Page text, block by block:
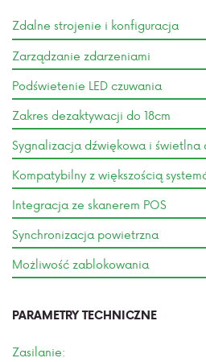
Zdalne strojenie i konfiguracja
Zarządzanie zdarzeniami
Podświetenie LED czuwania
Zakres dezaktywacji do 18cm
Sygnalizacja dźwiękowa i świetlna
Kompatybilny z większością
Integracja ze skanerem POS
Synchronizacja powietrzna
Możliwość zablokowania
PARAMETRY TECHNICZNE
Zasilanie: